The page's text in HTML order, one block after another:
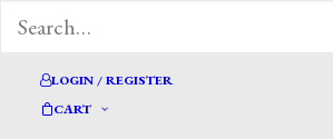
LOGIN / REGISTER
CART
allievo di C. F. Biscarra. In
Mare presso Genova, seguì gli